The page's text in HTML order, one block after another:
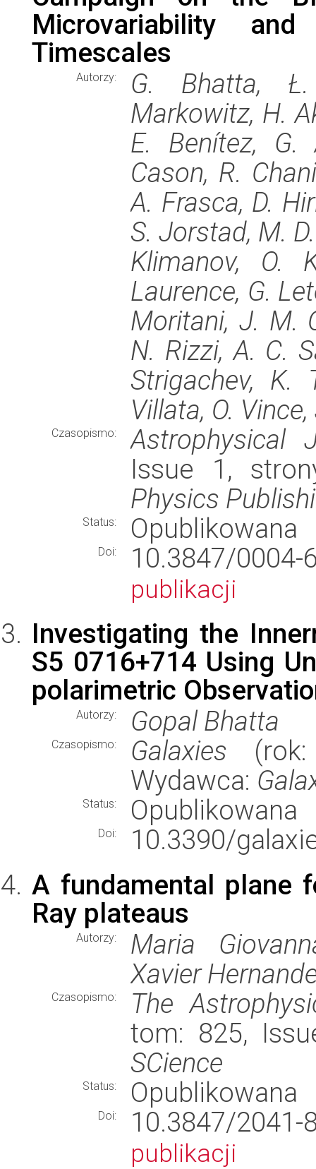
Microvariability
Timescales
Autorzy:
G. Bhatta,
Markowitz, H.
E. Benítez,
Cason, R.
A. Frasca, D.
S. Jorstad, M.
Klimanov, O.
Laurence, G.
Moritani, J. M.
N. Rizzi, A. C.
Strigachev, K.
Villata, O.
Czasopismo:
Astrophysical
Issue 1,
Physics
Status: Opublikowana
Doi: 10.3847/
publikacji
Investigating the
S5 0716+714 Using
polarimetric
Autorzy: Gopal Bhatta
Czasopismo: Galaxies
Wydawca:
Status: Opublikowana
Doi:
10.3390/
A fundamental plane
Ray plateaus
Autorzy:
Maria
Xavier
Czasopismo:
The
tom: 825,
SCience
Status: Opublikowana
Doi: 10.3847/
publikacji